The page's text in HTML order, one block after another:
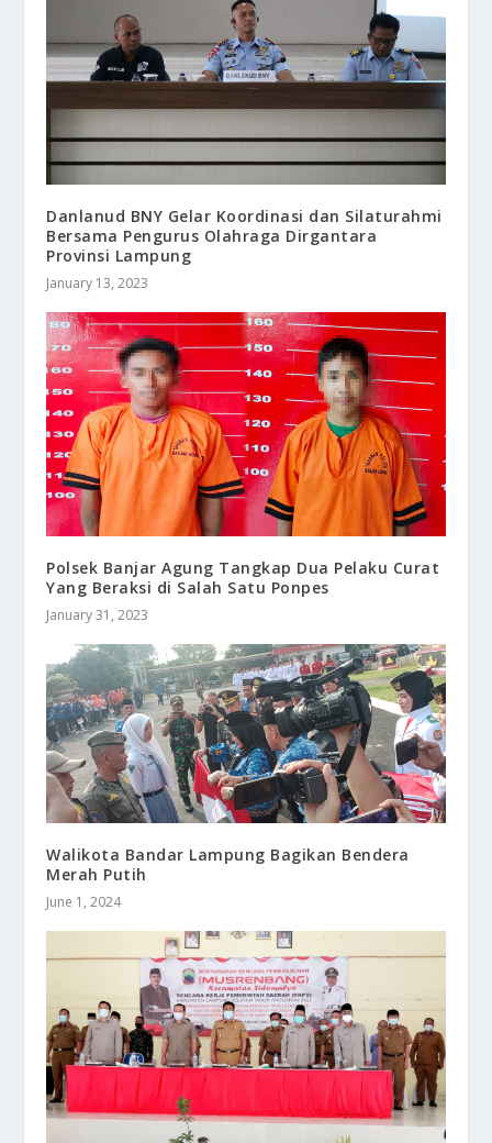
Danlanud BNY Gelar Koordinasi dan Silaturahmi
Bersama Pengurus Olahraga Dirgantara
Provinsi Lampung
January 13, 2023
Polsek Banjar Agung Tangkap Dua Pelaku Curat
Yang Beraksi di Salah Satu Ponpes
January 31, 2023
Walikota Bandar Lampung Bagikan Bendera
Merah Putih
June 1, 2024